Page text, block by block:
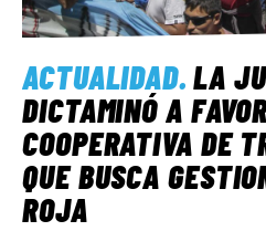
ACTUALIDAD.LA
DICTAMINÓ A
COOPERATIVA DE
QUE BUSCA
ROJA